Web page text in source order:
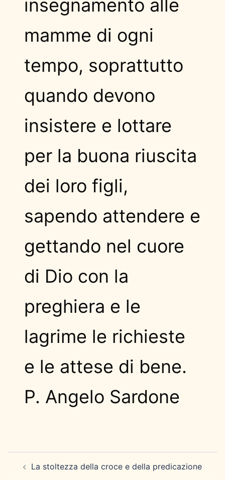
insegnamento alle
mamme di ogni
tempo, soprattutto
quando devono
insistere e lottare
per la buona riuscita
dei loro figli,
sapendo attendere e
gettando nel cuore
di Dio con la
preghiera e le
lagrime le richieste
e le attese di bene.
P. Angelo Sardone
articolo
La stoltezza della croce e della predicazione